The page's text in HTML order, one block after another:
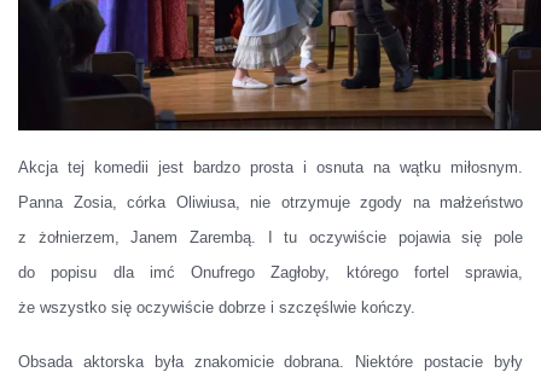
Akcja tej komedii jest bardzo prosta i osnuta na wątku miłosnym.
Panna Zosia, córka Oliwiusa, nie otrzymuje zgody na małżeństwo
z żołnierzem, Janem Zarembą. I tu oczywiście pojawia się pole
do popisu dla imć Onufrego Zagłoby, którego fortel sprawia,
że wszystko się oczywiście dobrze i szczęślwie kończy.
Obsada aktorska była znakomicie dobrana. Niektóre postacie były